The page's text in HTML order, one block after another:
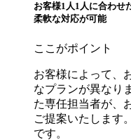
お客様1人1人に合わせ
柔軟な対応が可能
ここがポイント
お客様によって、
なプランが異なり
た専任担当者が、
ご提案いたします
です。